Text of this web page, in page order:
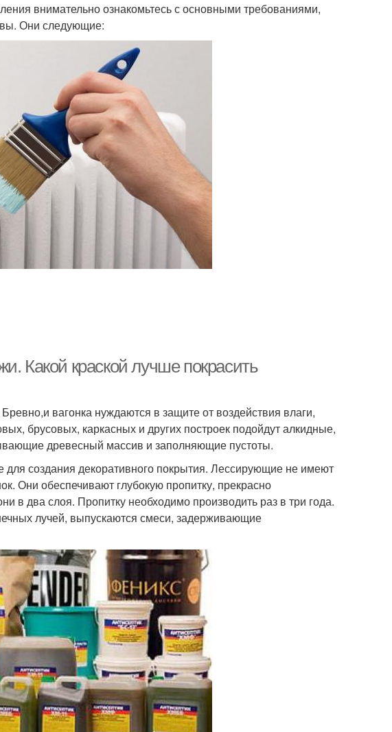
внимательно ознакомьтесь с основными требованиями,
Они следующие:
Какой краской лучше покрасить
вагонка нуждаются в защите от воздействия влаги,
брусовых, каркасных и других построек подойдут алкидные,
древесный массив и заполняющие пустоты.
создания декоративного покрытия. Лессирующие не имеют
Они обеспечивают глубокую пропитку, прекрасно
в два слоя. Пропитку необходимо производить раз в три года.
лучей, выпускаются смеси, задерживающие